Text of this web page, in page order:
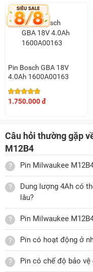
Pin Bosch GBA 18V
4.0Ah 1600A00163
1.750.000 đ
Câu hỏi thường gặp
M12B4
Pin Milwaukee
Dung lượng 4Ah có
lâu?
Pin Milwaukee
Pin có hoạt động ở
Pin có chế độ bảo